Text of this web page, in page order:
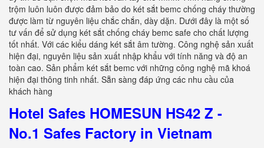
trộm luôn luôn được đảm bảo do két sắt bemc chống cháy thường
được làm từ nguyên liệu chắc chắn, dày dặn. Dưới đây là một số
tư vấn để sử dụng két sắt chống cháy bemc safe cho chất lượng
tốt nhất. Với các kiểu dáng két sắt âm tường. Công nghệ sản xuất
hiện đại, nguyên liệu sản xuất nhập khẩu với tính năng và độ an
toàn cao. Sản phẩm két sắt bemc với những công nghệ mã khoá
hiện đại thông tinh nhất. Sẵn sàng đáp ứng các nhu cầu của
khách hàng
Hotel Safes HOMESUN HS42 Z -
No.1 Safes Factory in Vietnam